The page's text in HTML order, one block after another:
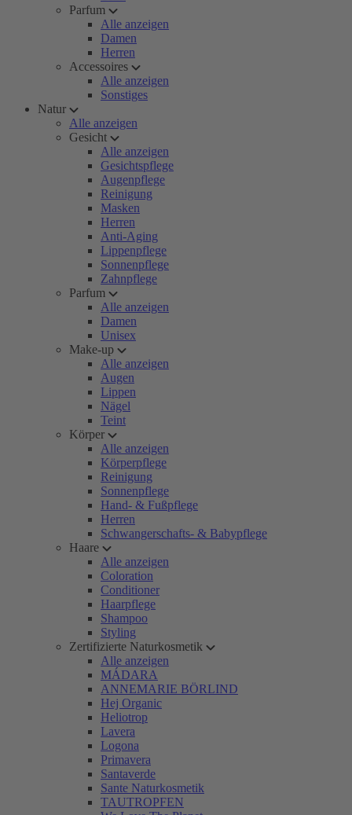
Parfum
Alle anzeigen
Damen
Herren
Accessoires
Alle anzeigen
Sonstiges
Natur
Alle anzeigen
Gesicht
Alle anzeigen
Gesichtspflege
Augenpflege
Reinigung
Masken
Herren
Anti-Aging
Lippenpflege
Sonnenpflege
Zahnpflege
Parfum
Alle anzeigen
Damen
Unisex
Make-up
Alle anzeigen
Augen
Lippen
Nägel
Teint
Körper
Alle anzeigen
Körperpflege
Reinigung
Sonnenpflege
Hand- & Fußpflege
Herren
Schwangerschafts- & Babypflege
Haare
Alle anzeigen
Coloration
Conditioner
Haarpflege
Shampoo
Styling
Zertifizierte Naturkosmetik
Alle anzeigen
MÁDARA
ANNEMARIE BÖRLIND
Hej Organic
Heliotrop
Lavera
Logona
Primavera
Santaverde
Sante Naturkosmetik
TAUTROPFEN